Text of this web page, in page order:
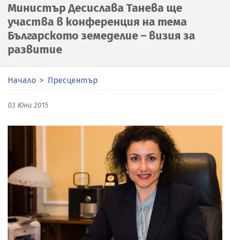
Министър Десислава Танева ще
участва в конференция на тема
Българското земеделие – визия за
развитие
Начало Пресцентър
03 Юни 2015